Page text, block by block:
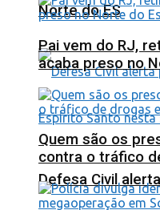
Norte do ES
Defesa Civil
Pai vem do RJ,
acaba preso no
Quem são os
contra o tráfico